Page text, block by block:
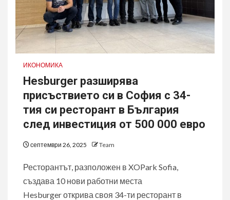
ИКОНОМИКА
Hesburger разширява
присъствието си в София с 34-
тия си ресторант в България
след инвестиция от 500 000 евро
септември 26, 2025 Team
Ресторантът, разположен в XOPark Sofia,
създава 10 нови работни места
Hesburger открива своя 34-ти ресторант в